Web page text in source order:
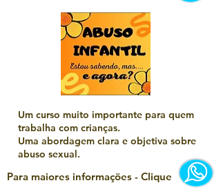
Um curso muito importante para quem
trabalha com crianças.
Uma abordagem clara e objetiva sobre
abuso sexual.
Para maiores informações - Clique